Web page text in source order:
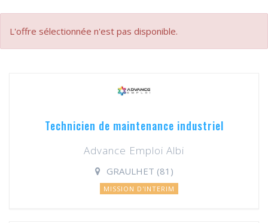
L'offre sélectionnée n'est pas disponible.
Technicien de maintenance industriel
Advance Emploi Albi
GRAULHET (81)
MISSION D'INTERIM